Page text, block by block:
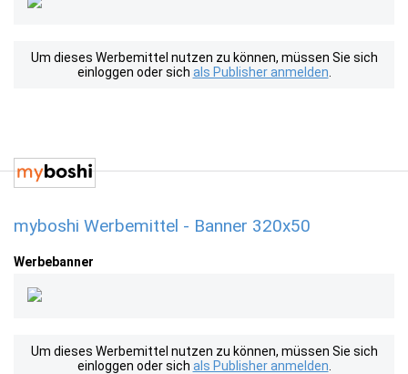
Um dieses Werbemittel nutzen zu können, müssen Sie sich
einloggen oder sich als Publisher anmelden
myboshi Werbemittel - Banner 320x50
Werbebanner
Um dieses Werbemittel nutzen zu können, müssen Sie sich
einloggen oder sich als Publisher anmelden